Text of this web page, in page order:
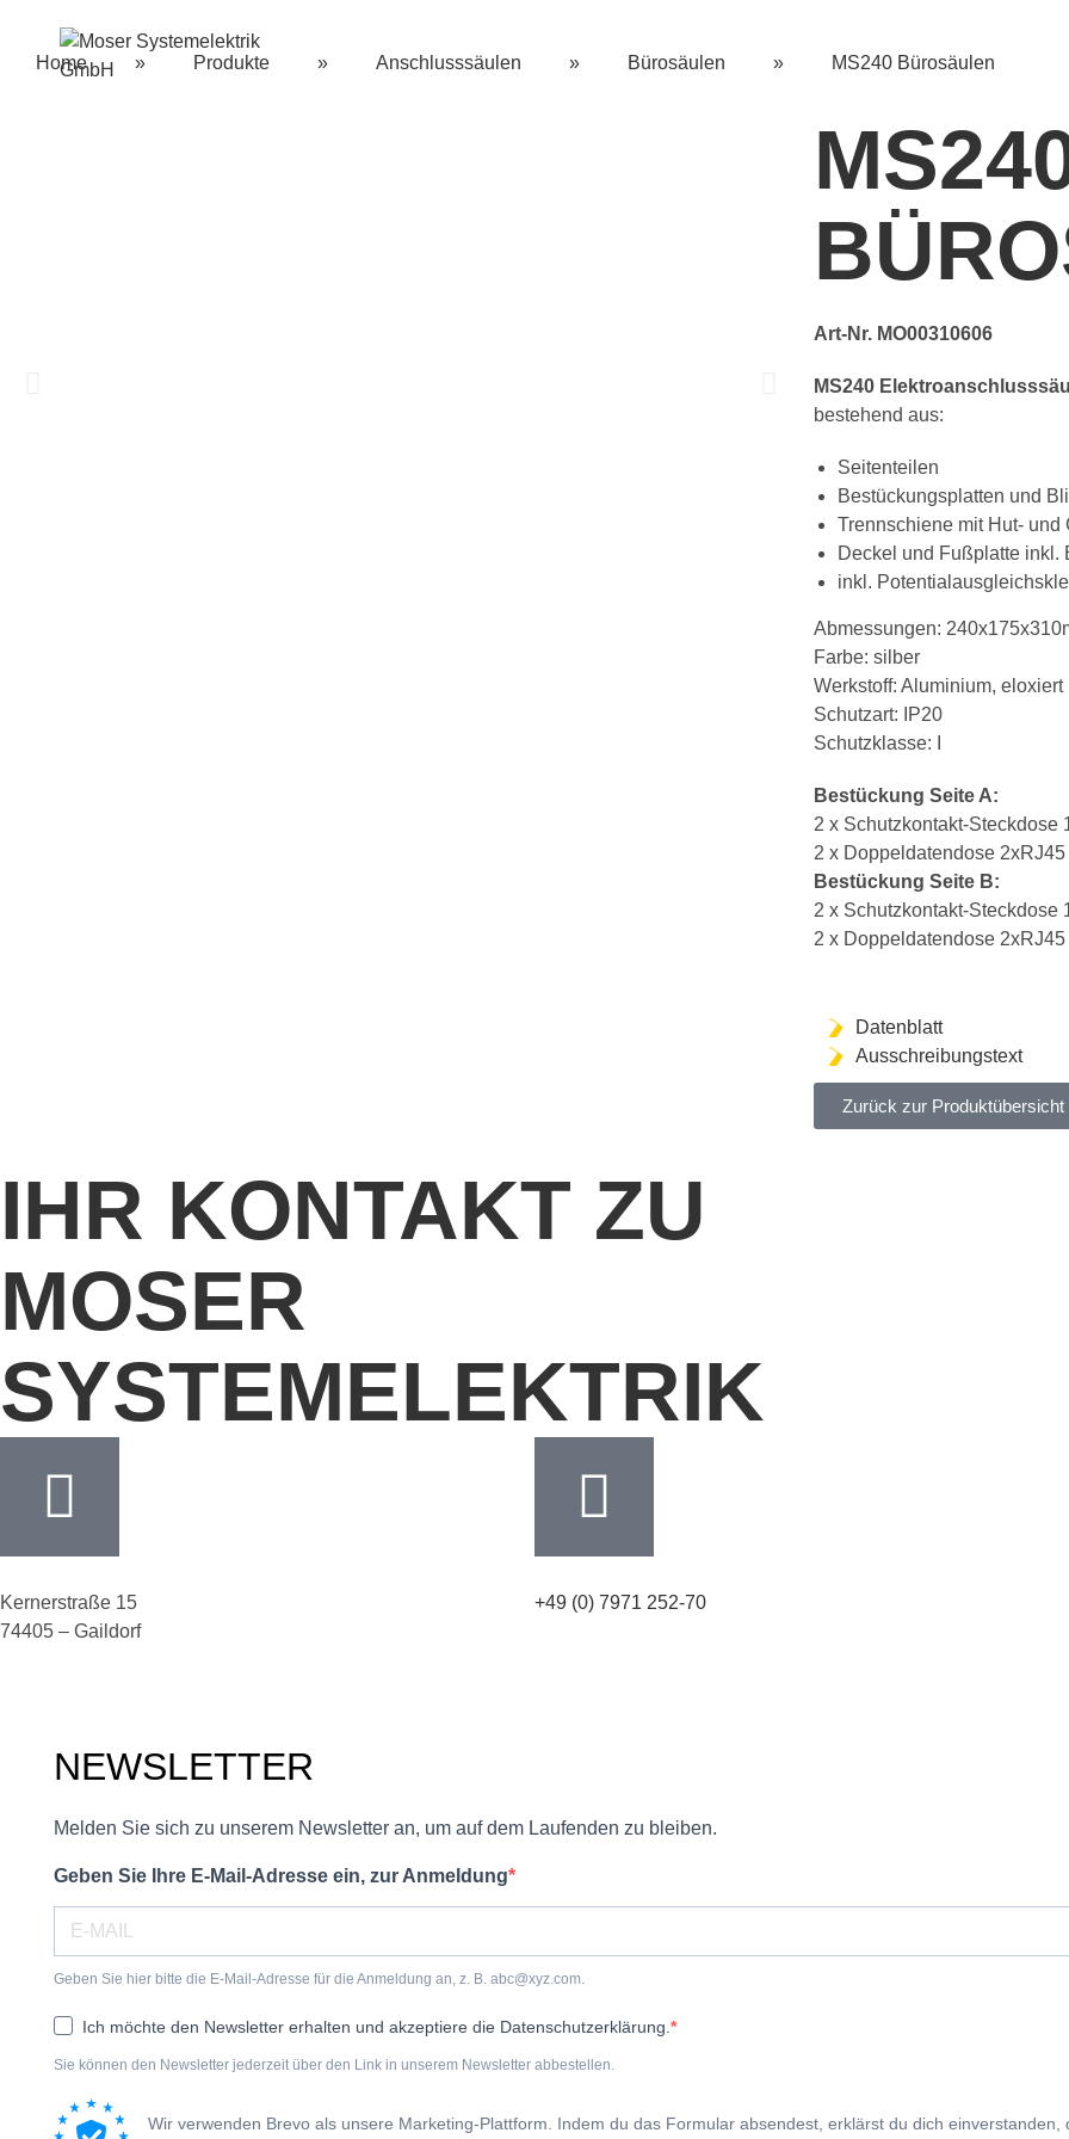
Home » Produkte » Anschlusssäulen » Bürosäulen » MS240 Bürosäulen
Art-Nr. MO00310606
MS240
bestehend aus:
Seitenteilen
Bestückungsplatten und
Trennschiene mit Hut- und
Deckel und Fußplatte inkl.
inkl.
Abmessungen:
Farbe: silber
Werkstoff: Aluminium, eloxiert
Schutzart: IP20
Schutzklasse: I
Bestückung Seite A:
2 x Schutzkontakt-Steckdose
2 x Doppeldatendose 2xRJ45
Bestückung Seite B:
2 x Schutzkontakt-Steckdose
2 x Doppeldatendose 2xRJ45
Datenblatt
Ausschreibungstext
Zurück zur Produktübersicht
IHR KONTAKT ZU
MOSER
SYSTEMELEKTRIK
Kernerstraße 15
74405 – Gaildorf
+49 (0) 7971 252-70
NEWSLETTER
Melden Sie sich zu unserem Newsletter an, um auf dem Laufenden zu bleiben.
Geben Sie Ihre E-Mail-Adresse ein, zur Anmeldung
Geben Sie hier bitte die E-Mail-Adresse für die Anmeldung an, z. B. abc@xyz.com.
Ich möchte den Newsletter erhalten und akzeptiere die Datenschutzerklärung.
Sie können den Newsletter jederzeit über den Link in unserem Newsletter abbestellen.
Wir verwenden Brevo als unsere Marketing-Plattform. Indem du das Formular absendest, erklärst du dich